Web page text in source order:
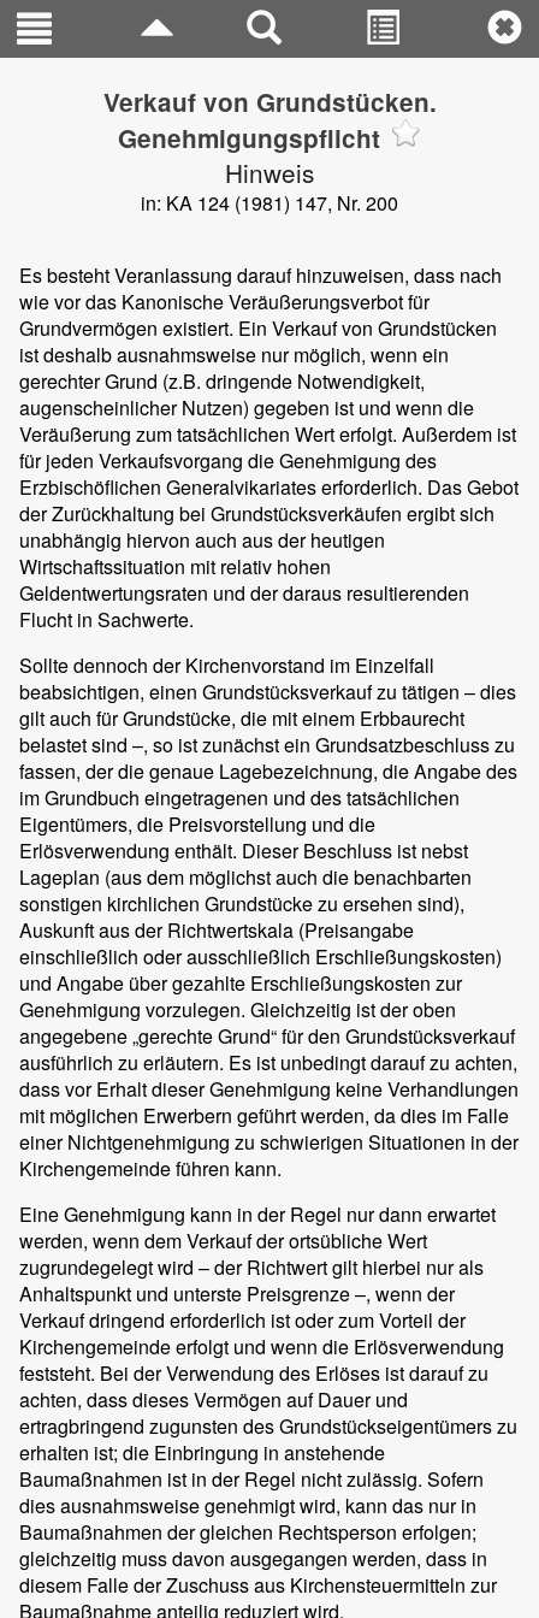
Verkauf von Grundstücken.
Genehmigungspflicht
Hinweis
in: KA 124 (1981) 147, Nr. 200
Es besteht Veranlassung darauf hinzuweisen, dass nach
wie vor das Kanonische Veräußerungsverbot für
Grundvermögen existiert. Ein Verkauf von Grundstücken
ist deshalb ausnahmsweise nur möglich, wenn ein
gerechter Grund (z.B. dringende Notwendigkeit,
augenscheinlicher Nutzen) gegeben ist und wenn die
Veräußerung zum tatsächlichen Wert erfolgt. Außerdem ist
für jeden Verkaufsvorgang die Genehmigung des
Erzbischöflichen Generalvikariates erforderlich. Das Gebot
der Zurückhaltung bei Grundstücksverkäufen ergibt sich
unabhängig hiervon auch aus der heutigen
Wirtschaftssituation mit relativ hohen
Geldentwertungsraten und der daraus resultierenden
Flucht in Sachwerte.
Sollte dennoch der Kirchenvorstand im Einzelfall
beabsichtigen, einen Grundstücksverkauf zu tätigen – dies
gilt auch für Grundstücke, die mit einem Erbbaurecht
belastet sind –, so ist zunächst ein Grundsatzbeschluss zu
fassen, der die genaue Lagebezeichnung, die Angabe des
im Grundbuch eingetragenen und des tatsächlichen
Eigentümers, die Preisvorstellung und die
Erlösverwendung enthält. Dieser Beschluss ist nebst
Lageplan (aus dem möglichst auch die benachbarten
sonstigen kirchlichen Grundstücke zu ersehen sind),
Auskunft aus der Richtwertskala (Preisangabe
einschließlich oder ausschließlich Erschließungskosten)
und Angabe über gezahlte Erschließungskosten zur
Genehmigung vorzulegen. Gleichzeitig ist der oben
angegebene „gerechte Grund“ für den Grundstücksverkauf
ausführlich zu erläutern. Es ist unbedingt darauf zu achten,
dass vor Erhalt dieser Genehmigung keine Verhandlungen
mit möglichen Erwerbern geführt werden, da dies im Falle
einer Nichtgenehmigung zu schwierigen Situationen in der
Kirchengemeinde führen kann.
Eine Genehmigung kann in der Regel nur dann erwartet
werden, wenn dem Verkauf der ortsübliche Wert
zugrundegelegt wird – der Richtwert gilt hierbei nur als
Anhaltspunkt und unterste Preisgrenze –, wenn der
Verkauf dringend erforderlich ist oder zum Vorteil der
Kirchengemeinde erfolgt und wenn die Erlösverwendung
feststeht. Bei der Verwendung des Erlöses ist darauf zu
achten, dass dieses Vermögen auf Dauer und
ertragbringend zugunsten des Grundstückseigentümers zu
erhalten ist; die Einbringung in anstehende
Baumaßnahmen ist in der Regel nicht zulässig. Sofern
dies ausnahmsweise genehmigt wird, kann das nur in
Baumaßnahmen der gleichen Rechtsperson erfolgen;
gleichzeitig muss davon ausgegangen werden, dass in
diesem Falle der Zuschuss aus Kirchensteuermitteln zur
Baumaßnahme anteilig reduziert wird.